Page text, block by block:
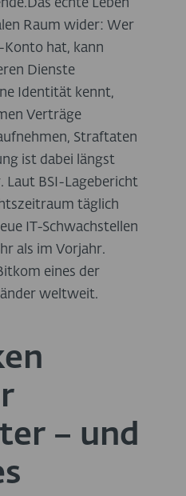
echte Leben
Raum wider: Wer
hat, kann
Dienste
Identität kennt,
Verträge
Straftaten
ist dabei längst
Laut BSI-Lagebericht
täglich
IT-Schwachstellen
als im Vorjahr.
eines der
weltweit.
– und